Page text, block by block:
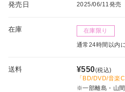
発売日 2025/06/11発売
在庫 在庫限り
通常24時間以内
送料 ¥550(税込)
「BD/DVD/音楽
※一部離島・山